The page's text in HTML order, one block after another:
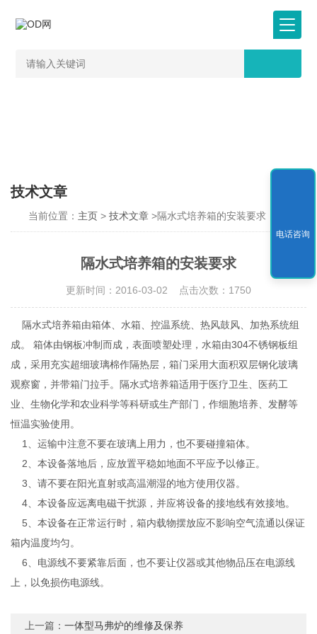
技术文章
当前位置： 主页 >技术文章 >隔水式培养箱的安装要求
隔水式培养箱的安装要求
更新时间：2016-03-02 点击次数：1750
隔水式培养箱由箱体、水箱、控温系统、热风鼓风、加热系统组
成。 箱体由钢板冲制而成，表面喷塑处理，水箱由304不锈钢板组
成，采用充实超细玻璃棉作隔热层，箱门采用大面积双层钢化玻璃
观察窗，并带箱门拉手。隔水式培养箱适用于医疗卫生、医药工
业、生物化学和农业科学等科研或生产部门，作细胞培养、发酵等
恒温实验使用。
1、运输中注意不要在玻璃上用力，也不要碰撞箱体。
2、本设备落地后，应放置平稳如地面不平应予以修正。
3、请不要在阳光直射或高温潮湿的地方使用仪器。
4、本设备应远离电磁干扰源，并应将设备的接地线有效接地。
5、本设备在正常运行时，箱内载物摆放应不影响空气流通以保证
箱内温度均匀。
6、电源线不要紧靠后面，也不要让仪器或其他物品压在电源线
上，以免损伤电源线。
上一篇：一体型马弗炉的维修及保养
电话咨询